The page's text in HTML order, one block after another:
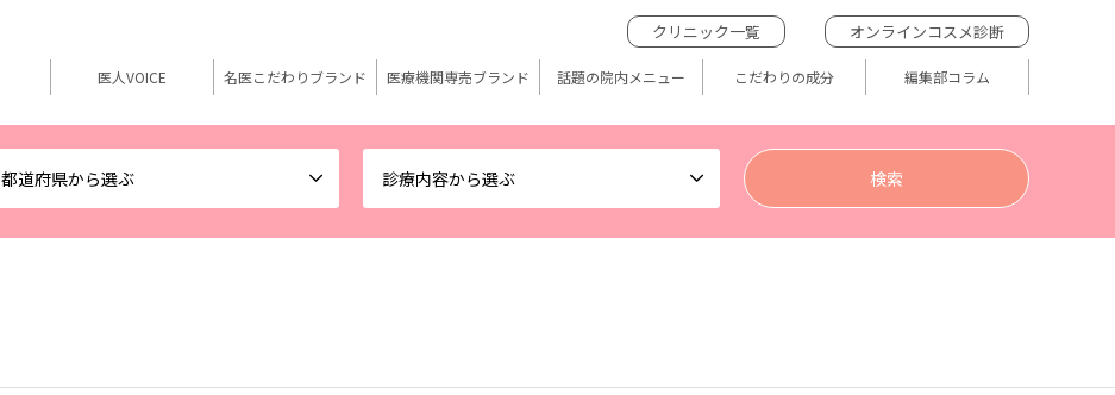
都道府県から選ぶ 診療内容から選ぶ
クリニック一覧 オンラインコスメ診断
医人VOICE 名医こだわりブランド 医療機関専売ブランド 話題の院内メニュー こだわりの成分 編集部コラム